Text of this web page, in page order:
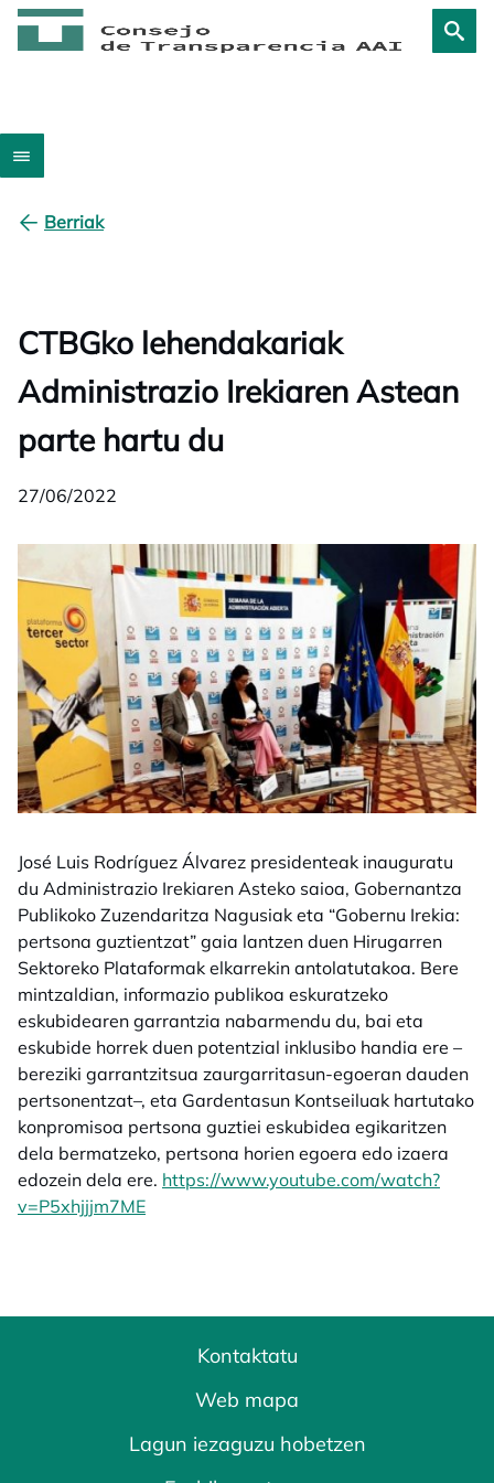
Berriak
CTBGko lehendakariak
Administrazio Irekiaren Astean
parte hartu du
27/06/2022
José Luis Rodríguez Álvarez presidenteak inauguratu
du Administrazio Irekiaren Asteko saioa, Gobernantza
Publikoko Zuzendaritza Nagusiak eta “Gobernu Irekia:
pertsona guztientzat” gaia lantzen duen Hirugarren
Sektoreko Plataformak elkarrekin antolatutakoa. Bere
mintzaldian, informazio publikoa eskuratzeko
eskubidearen garrantzia nabarmendu du, bai eta
eskubide horrek duen potentzial inklusibo handia ere –
bereziki garrantzitsua zaurgarritasun-egoeran dauden
pertsonentzat–, eta Gardentasun Kontseiluak hartutako
konpromisoa pertsona guztiei eskubidea egikaritzen
dela bermatzeko, pertsona horien egoera edo izaera
edozein dela ere. https://www.youtube.com/watch?
v=P5xhjjjm7ME
Kontaktatu
Web mapa
Lagun iezaguzu hobetzen